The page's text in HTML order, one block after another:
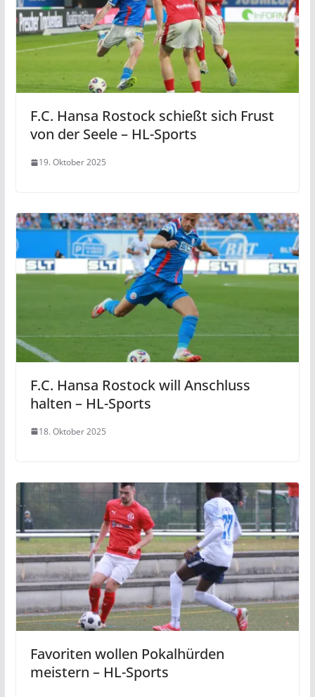
F.C. Hansa Rostock schießt sich Frust
von der Seele – HL-Sports
19. Oktober 2025
F.C. Hansa Rostock will Anschluss
halten – HL-Sports
18. Oktober 2025
Favoriten wollen Pokalhürden
meistern – HL-Sports